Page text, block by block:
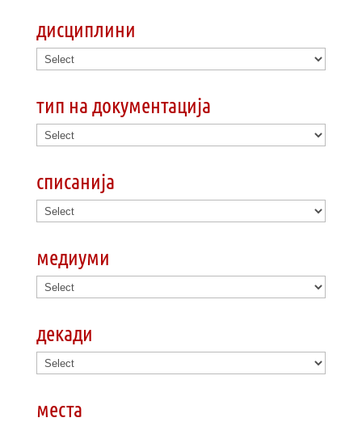
дисциплини
тип на документација
списанија
медиуми
декади
места